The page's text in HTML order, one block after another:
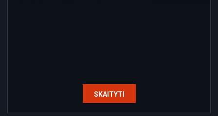
SKAITYTI